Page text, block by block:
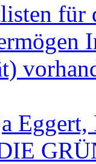
für